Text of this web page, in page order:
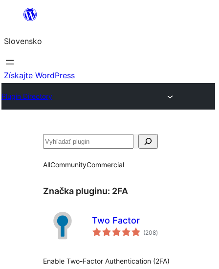
Prejsť
obsah
Slovensko
Získajte WordPress
Plugin Directory
Hľadať
AllCommunityCommercial
Značka pluginu: 2FA
Two Factor
(208celkové
hodnotenie
)
Enable Two-Factor Authentication (2FA)